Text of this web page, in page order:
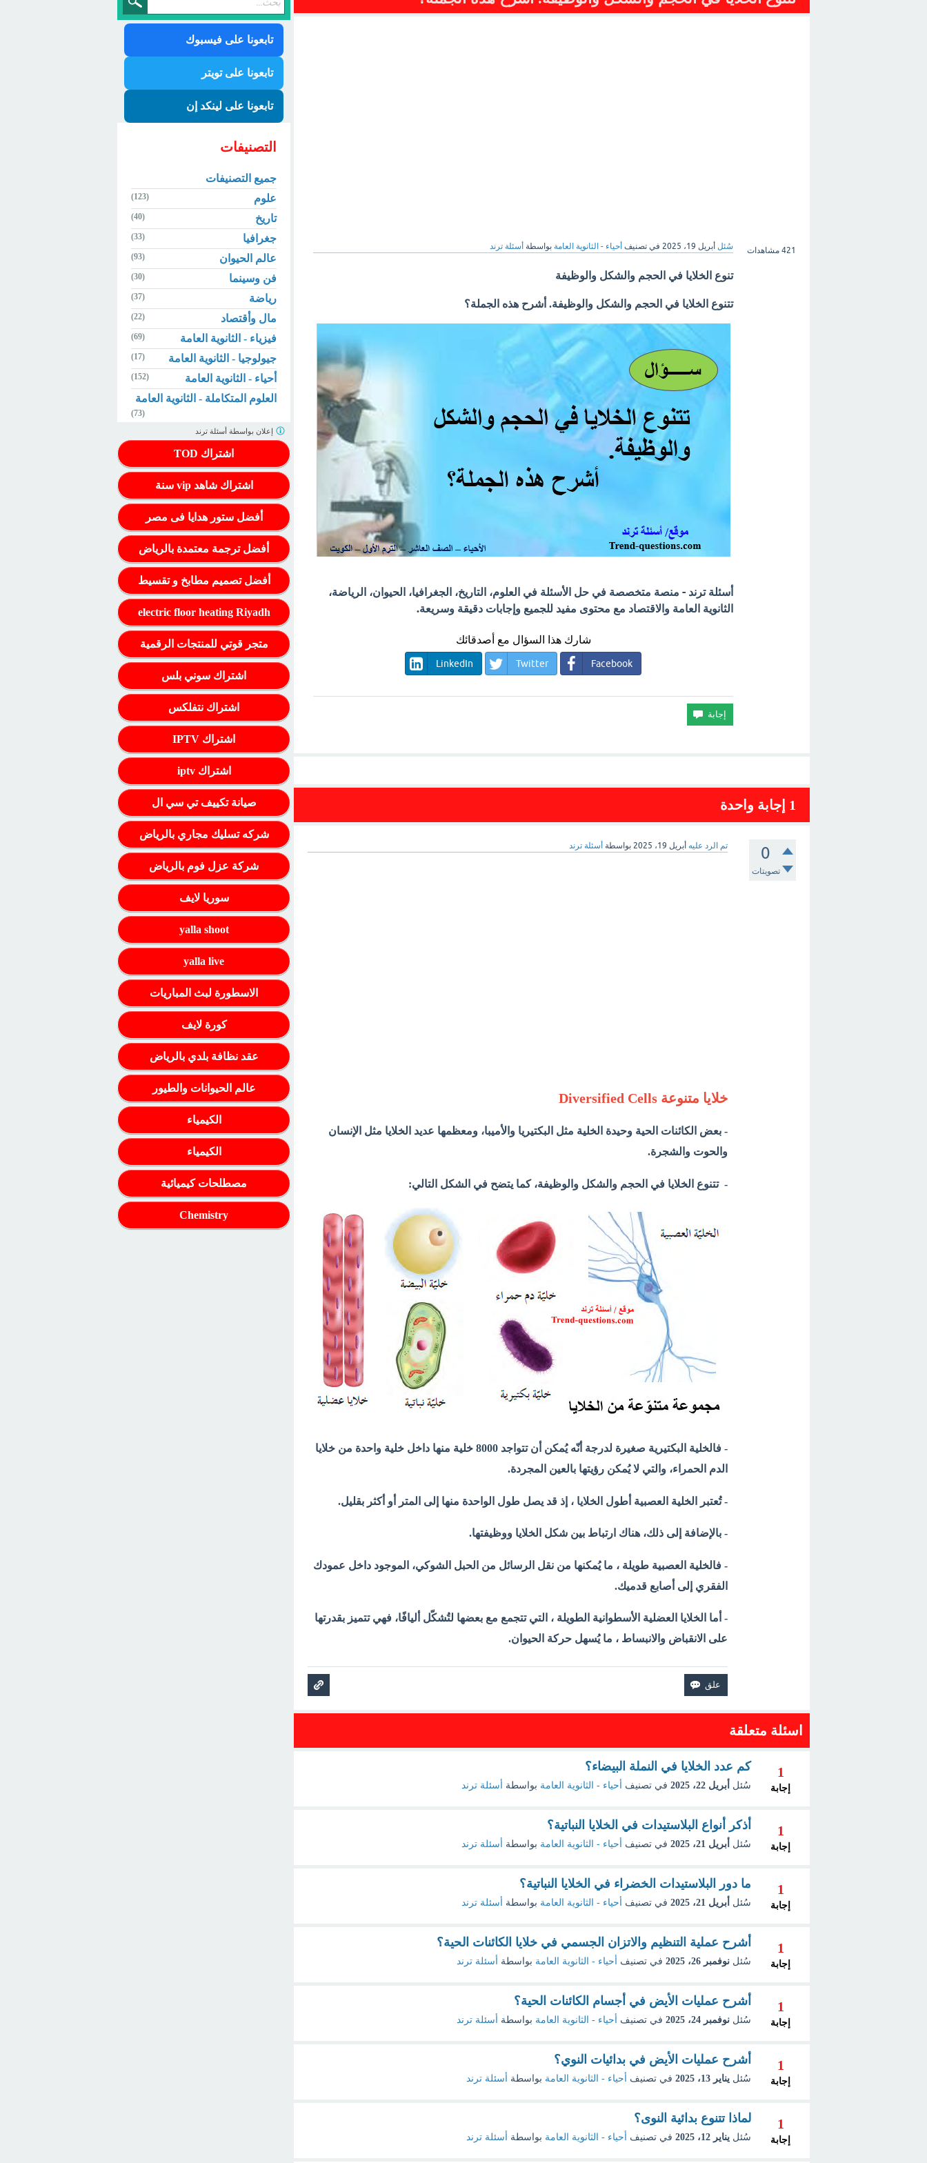
421 مشاهدات سُئل أبريل 19، 2025 في تصنيف أحياء - الثانوية العامة بواسطة أسئلة ترند
تنوع الخلايا في الحجم والشكل والوظيفة
تتنوع الخلايا في الحجم والشكل والوظيفة. أشرح هذه الجملة؟
أسئلة ترند - منصة متخصصة في حل الأسئلة في العلوم، التاريخ، الجغرافيا، الحيوان، الرياضة،
الثانوية العامة والاقتصاد مع محتوى مفيد للجميع وإجابات دقيقة وسريعة.
شارك هذا السؤال مع أصدقائك
Facebook
Twitter
LinkedIn
1 إجابة واحدة
0
تصويتات
تم الرد عليه أبريل 19، 2025 بواسطة أسئلة ترند
خلايا متنوعة Diversified Cells
- بعض الكائنات الحية وحيدة الخلية مثل البكتيريا والأميبا، ومعظمها عديد الخلايا مثل الإنسان
والحوت والشجرة.
- تتنوع الخلايا في الحجم والشكل والوظيفة، كما يتضح في الشكل التالي:
- فالخلية البكتيرية صغيرة لدرجة أنّه يُمكن أن تتواجد 8000 خلية منها داخل خلية واحدة من خلايا
الدم الحمراء، والتي لا يُمكن رؤيتها بالعين المجردة.
- تُعتبر الخلية العصبية أطول الخلايا ، إذ قد يصل طول الواحدة منها إلى المتر أو أكثر بقليل.
- بالإضافة إلى ذلك، هناك ارتباط بين شكل الخلايا ووظيفتها.
- فالخلية العصبية طويلة ، ما يُمكنها من نقل الرسائل من الحبل الشوكي، الموجود داخل عمودك
الفقري إلى أصابع قدميك.
- أما الخلايا العضلية الأسطوانية الطويلة ، التي تتجمع مع بعضها لتُشكّل أليافًا، فهي تتميز بقدرتها
على الانقباض والانبساط ، ما يُسهل حركة الحيوان.
اسئلة متعلقة
1
إجابة
كم عدد الخلايا في النملة البيضاء؟
سُئل أبريل 22، 2025 في تصنيف أحياء - الثانوية العامة بواسطة أسئلة ترند
1
إجابة
أذكر أنواع البلاستيدات في الخلايا النباتية؟
سُئل أبريل 21، 2025 في تصنيف أحياء - الثانوية العامة بواسطة أسئلة ترند
1
إجابة
ما دور البلاستيدات الخضراء في الخلايا النباتية؟
سُئل أبريل 21، 2025 في تصنيف أحياء - الثانوية العامة بواسطة أسئلة ترند
1
إجابة
أشرح عملية التنظيم والاتزان الجسمي في خلايا الكائنات الحية؟
سُئل نوفمبر 26، 2025 في تصنيف أحياء - الثانوية العامة بواسطة أسئلة ترند
1
إجابة
أشرح عمليات الأيض في أجسام الكائنات الحية؟
سُئل نوفمبر 24، 2025 في تصنيف أحياء - الثانوية العامة بواسطة أسئلة ترند
1
إجابة
أشرح عمليات الأيض في بدائيات النوي؟
سُئل يناير 13، 2025 في تصنيف أحياء - الثانوية العامة بواسطة أسئلة ترند
1
إجابة
لماذا تتنوع بدائية النوى؟
سُئل يناير 12، 2025 في تصنيف أحياء - الثانوية العامة بواسطة أسئلة ترند
تابعونا على فيسبوك
تابعونا على تويتر
تابعونا على لينكد إن
التصنيفات
جميع التصنيفات
علوم
(123)
تاريخ (40)
جغرافيا (33)
عالم الحيوان (93)
فن وسينما (30)
رياضة (37)
مال وأقتصاد (22)
فيزياء - الثانوية العامة (69)
جيولوجيا - الثانوية العامة (17)
أحياء - الثانوية العامة (152)
العلوم المتكاملة - الثانوية العامة
(73)
اشتراك TOD
اشتراك شاهد vip سنة
أفضل ستور هدايا فى مصر
أفضل ترجمة معتمدة بالرياض
أفضل تصميم مطابخ و تقسيط
electric floor heating Riyadh
متجر قوتي للمنتجات الرقمية
اشتراك سوني بلس
اشتراك نتفلكس
اشتراك IPTV
اشتراك iptv
صيانة تكييف تي سي ال
شركه تسليك مجاري بالرياض
شركة عزل فوم بالرياض
سوريا لايف
yalla shoot
yalla live
الاسطورة لبث المباريات
كورة لايف
عقد نظافة بلدي بالرياض
عالم الحيوانات والطيور
الكيمياء
الكيمياء
مصطلحات كيميائية
Chemistry
إعلان بواسطةأسئلة ترند